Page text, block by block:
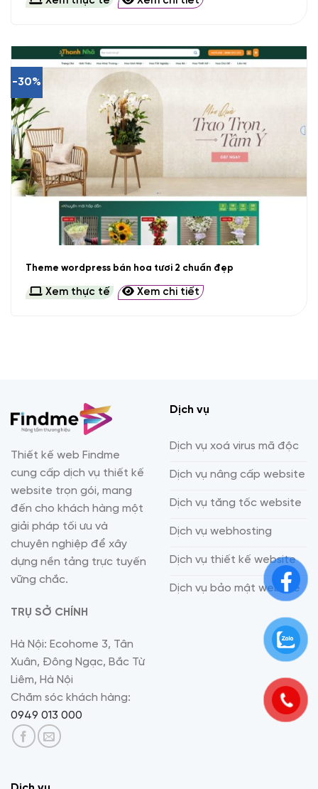
-30%
Theme wordpress bán hoa tươi 2 chuẩn đẹp
Xem thực tế Xem chi tiết
Thiết kế web Findme
cung cấp dịch vụ thiết kế
website trọn gói, mang
đến cho khách hàng một
giải pháp tối ưu và
chuyên nghiệp để xây
dựng nền tảng trực tuyến
vững chắc.
TRỤ SỞ CHÍNH
Hà Nội: Ecohome 3, Tân
Xuân, Đông Ngạc, Bắc Từ
Liêm, Hà Nội
Chăm sóc khách hàng:
0949 013 000
Dịch vụ
Dịch vụ xoá virus mã độc
Dịch vụ nâng cấp website
Dịch vụ tăng tốc website
Dịch vụ webhosting
Dịch vụ thiết kế website
Dịch vụ bảo mật website